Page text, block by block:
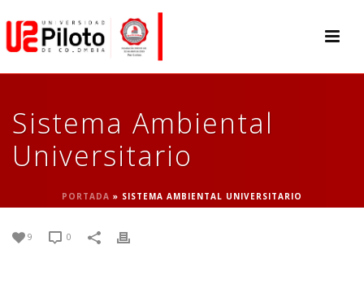
Sistema Ambiental
Universitario
PORTADA » SISTEMA AMBIENTAL UNIVERSITARIO
9 0